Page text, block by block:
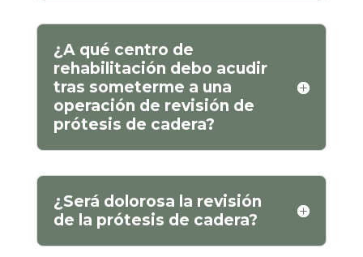
¿A qué centro de
rehabilitación debo acudir
tras someterme a una
operación de revisión de
prótesis de cadera?
¿Será dolorosa la revisión
de la prótesis de cadera?